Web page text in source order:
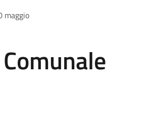
maggio